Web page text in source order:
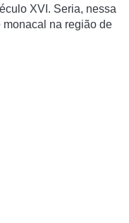
XVI. Seria, nessa
na região de